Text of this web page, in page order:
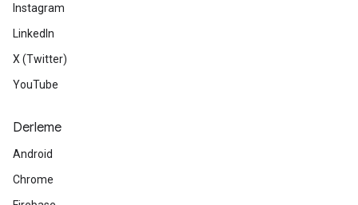
Instagram
LinkedIn
X (Twitter)
YouTube
Derleme
Android
Chrome